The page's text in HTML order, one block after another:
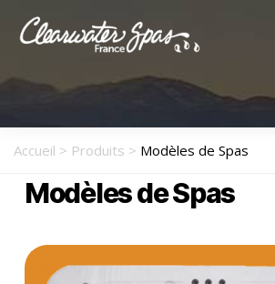
Spas
Accueil > Produits > Modèles de Spas
Modèles de Spas